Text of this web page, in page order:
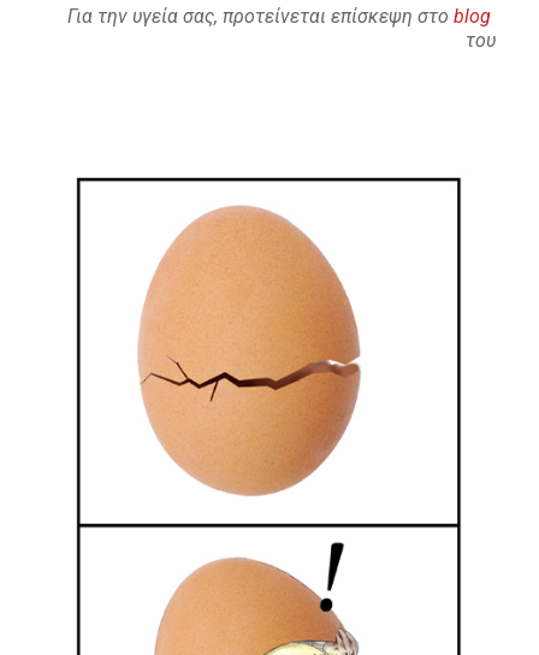
Για την υγεία σας, προτείνεται επίσκεψη στο blog
του